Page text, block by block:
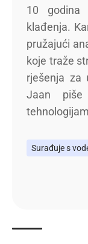
10 godina
klađenja.
pružajući
koje traže
rješenja za
Jaan
Surađuje s